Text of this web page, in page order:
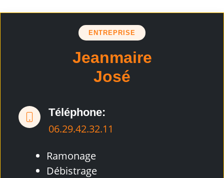
ENTREPRISE
Jeanmaire
José
Téléphone:
06.29.42.32.11
Ramonage
Débistrage